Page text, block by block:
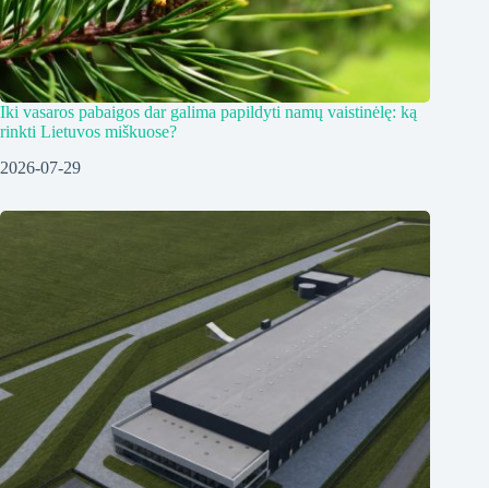
Iki vasaros pabaigos dar galima papildyti namų vaistinėlę: ką
rinkti Lietuvos miškuose?
2026-07-29